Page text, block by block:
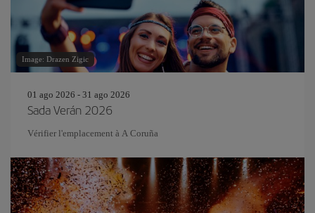
Image: Drazen Zigic
01 ago 2026 - 31 ago 2026
Sada Verán 2026
Vérifier l'emplacement à A Coruña